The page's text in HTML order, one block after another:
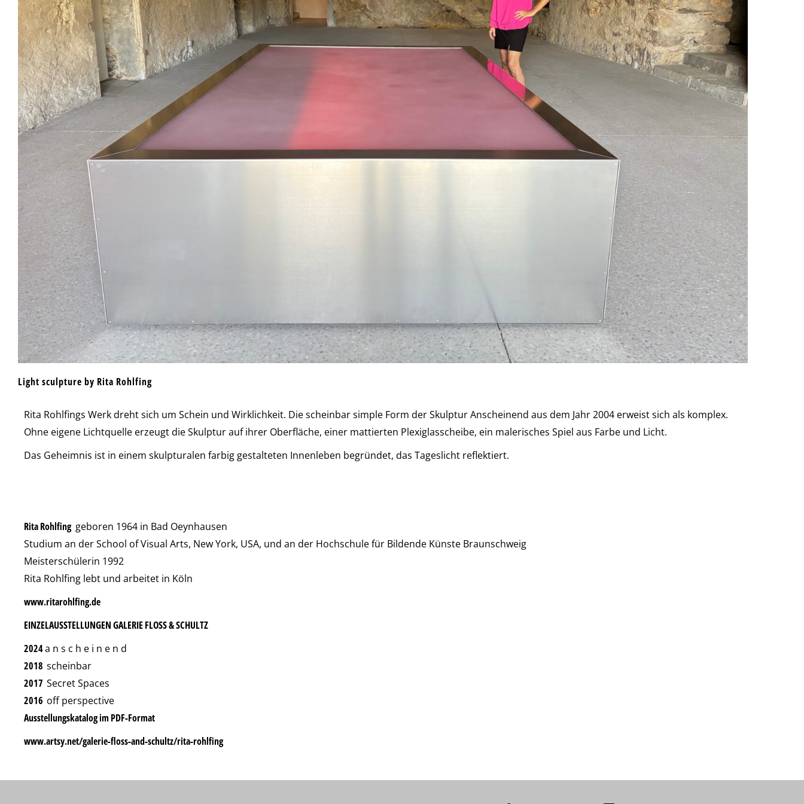
Light sculpture by Rita Rohlfing
Rita Rohlfings Werk dreht sich um Schein und Wirklichkeit. Die scheinbar simple Form der Skulptur Anscheinend aus dem Jahr 2004 erweist sich als komplex.
Ohne eigene Lichtquelle erzeugt die Skulptur auf ihrer Oberfläche, einer mattierten Plexiglasscheibe, ein malerisches Spiel aus Farbe und Licht.
Das Geheimnis ist in einem skulpturalen farbig gestalteten Innenleben begründet, das Tageslicht reflektiert.
Rita Rohlfing geboren 1964 in Bad Oeynhausen
Studium an der School of Visual Arts, New York, USA, und an der Hochschule für Bildende Künste Braunschweig
Meisterschülerin 1992
Rita Rohlfing lebt und arbeitet in Köln
www.ritarohlfing.de
EINZELAUSSTELLUNGEN GALERIE FLOSS & SCHULTZ
2024a n s c h e i n e n d
2018 scheinbar
2017 Secret Spaces
2016 off perspective
Ausstellungskatalog im PDF-Format
www.artsy.net/galerie-floss-and-schultz/rita-rohlfing
F